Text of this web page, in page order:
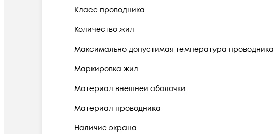
Класс проводника
Количество жил
Максимально допустимая температура проводника
Маркировка жил
Материал внешней оболочки
Материал проводника
Наличие экрана